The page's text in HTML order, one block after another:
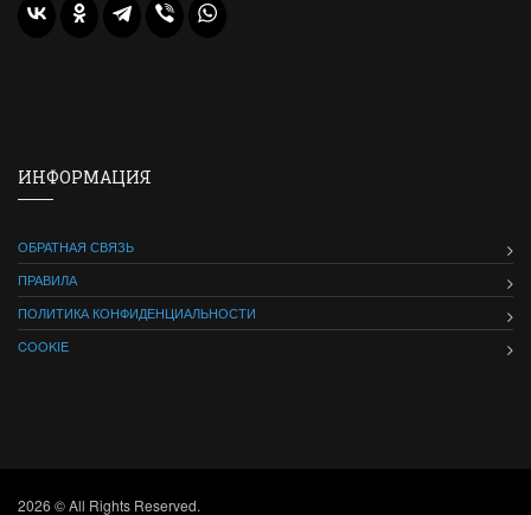
ИНФОРМАЦИЯ
ОБРАТНАЯ СВЯЗЬ
ПРАВИЛА
ПОЛИТИКА КОНФИДЕНЦИАЛЬНОСТИ
COOKIE
2026 © All Rights Reserved.